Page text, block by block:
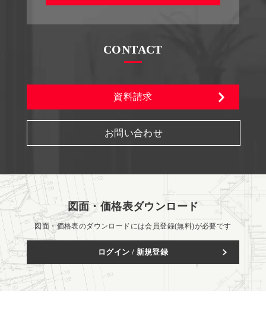
CONTACT
資料請求
お問い合わせ
図面・価格表ダウンロード
図面・価格表のダウンロードには会員登録(無料)が必要です
ログイン / 新規登録